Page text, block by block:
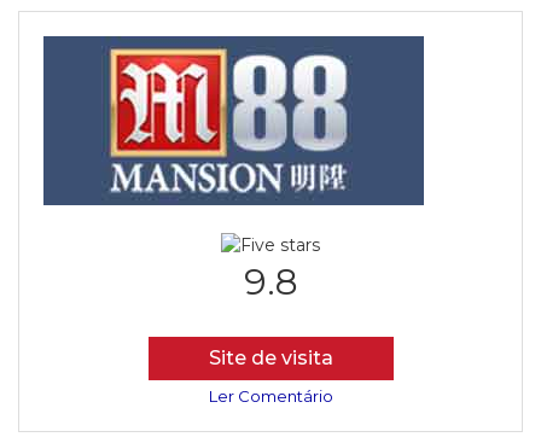
9.8
Site de visita
Ler Comentário